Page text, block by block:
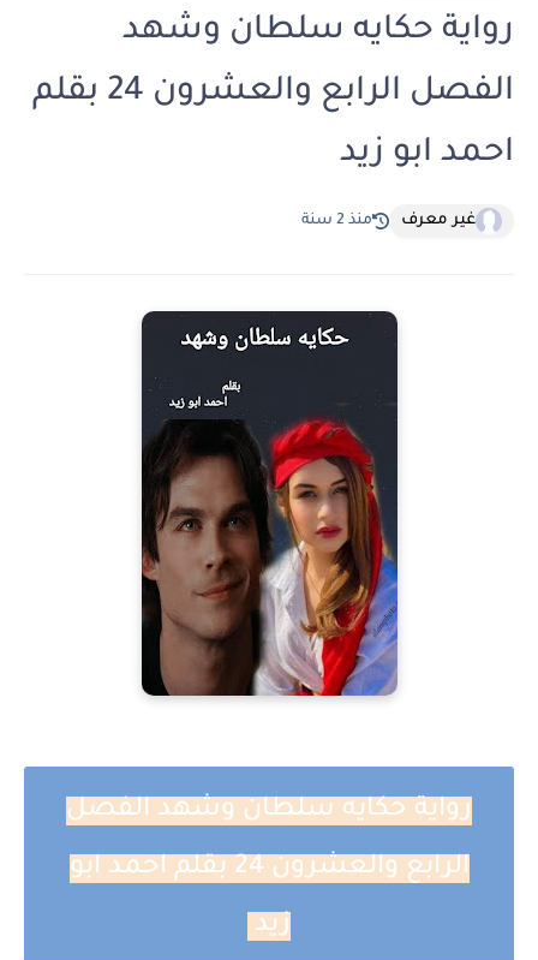
رواية حكايه سلطان وشهد
الفصل الرابع والعشرون 24 بقلم
احمد ابو زيد
غير معرف منذ 2 سنة
رواية حكايه سلطان وشهد الفصل
الرابع والعشرون 24 بقلم احمد ابو
زيد